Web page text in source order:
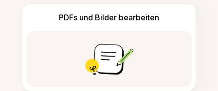
PDFs und Bilder bearbeiten